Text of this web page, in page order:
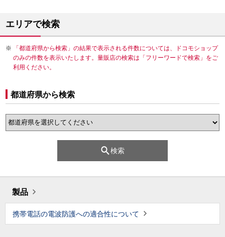
エリアで検索
「都道府県から検索」の結果で表示される件数については、ドコモショップ
のみの件数を表示いたします。量販店の検索は「フリーワードで検索」をご
利用ください。
都道府県から検索
検索
製品
携帯電話の電波防護への適合性について